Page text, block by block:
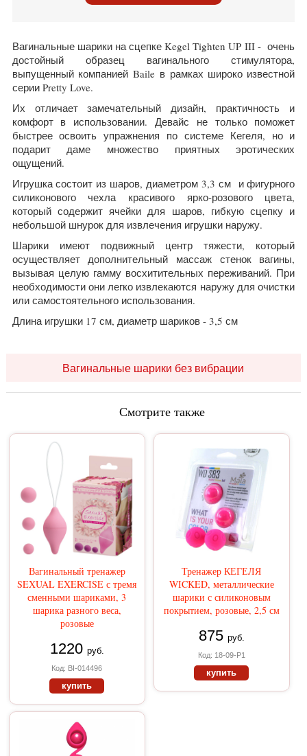
Вагинальные шарики на сцепке Kegel Tighten UP III - очень
достойный образец вагинального стимулятора,
выпущенный компаниейBaile в рамках широко известной
серии Pretty Love.
Их отличает замечательный дизайн, практичность и
комфорт в использовании. Девайс не только поможет
быстрее освоить упражнения по системе Кегеля, но и
подарит даме множество приятных эротических
ощущений.
Игрушка состоит из шаров, диаметром 3,3 см и фигурного
силиконового чехла красивого ярко-розового цвета,
который содержит ячейки для шаров, гибкую сцепку и
небольшой шнурок для извлечения игрушки наружу.
Шарики имеют подвижный центр тяжести, который
осуществляет дополнительный массаж стенок вагины,
вызывая целую гамму восхитительных переживаний. При
необходимости они легко извлекаются наружу для очистки
или самостоятельного использования.
Длина игрушки 17 см, диаметр шариков - 3,5 см
Вагинальные шарики без вибрации
Смотрите также
Вагинальный тренажер
SEXUAL EXERCISE с тремя
сменными шариками, 3
шарика разного веса,
розовые
1220 руб.
Код: BI-014496
купить
Тренажер КЕГЕЛЯ
WICKED, металлические
шарики с силиконовым
покрытием, розовые, 2,5 см
875 руб.
Код: 18-09-Р1
купить